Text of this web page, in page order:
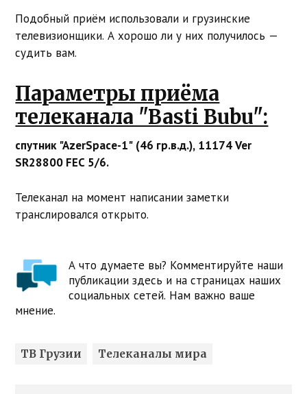
Подобный приём использовали и грузинские
телевизионщики. А хорошо ли у них получилось —
судить вам.
Параметры приёма
телеканала "Basti Bubu":
спутник "AzerSpace-1" (46 гр.в.д.), 11174 Ver
SR28800 FEC 5/6.
Телеканал на момент написании заметки
транслировался открыто.
А что думаете вы? Комментируйте наши
публикации здесь и на страницах наших
социальных сетей. Нам важно ваше
мнение.
ТВ Грузии Телеканалы мира